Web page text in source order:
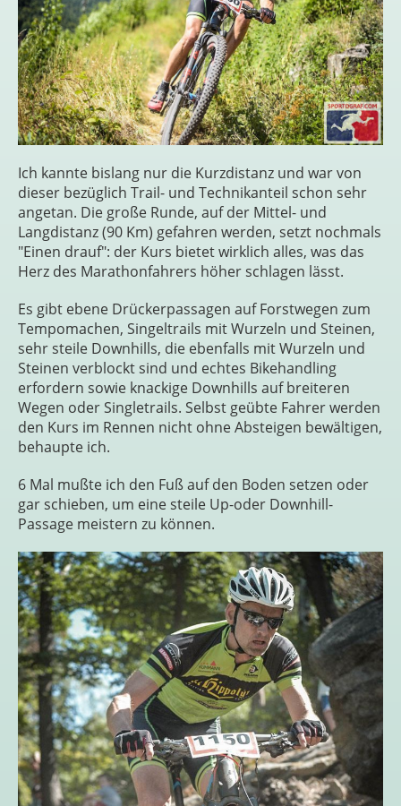
Ich kannte bislang nur die Kurzdistanz und war von
dieser bezüglich Trail- und Technikanteil schon sehr
angetan. Die große Runde, auf der Mittel- und
Langdistanz (90 Km) gefahren werden, setzt nochmals
"Einen drauf": der Kurs bietet wirklich alles, was das
Herz des Marathonfahrers höher schlagen lässt.
Es gibt ebene Drückerpassagen auf Forstwegen zum
Tempomachen, Singeltrails mit Wurzeln und Steinen,
sehr steile Downhills, die ebenfalls mit Wurzeln und
Steinen verblockt sind und echtes Bikehandling
erfordern sowie knackige Downhills auf breiteren
Wegen oder Singletrails. Selbst geübte Fahrer werden
den Kurs im Rennen nicht ohne Absteigen bewältigen,
behaupte ich.
6 Mal mußte ich den Fuß auf den Boden setzen oder
gar schieben, um eine steile Up-oder Downhill-
Passage meistern zu können.